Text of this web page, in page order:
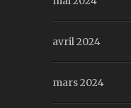
avril 2024
mars 2024